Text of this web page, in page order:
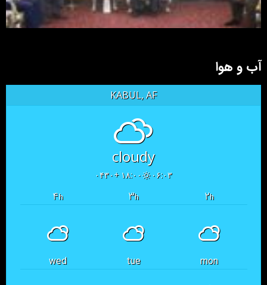
آب و هوا
KABUL, AF
cloudy
۰۶:۰۳ ۱۸:۰۰ +۰۴۳۰
۲h ۳h ۴h
mon
tue
wed